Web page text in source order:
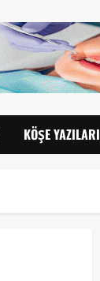
KÖŞE YAZILARI